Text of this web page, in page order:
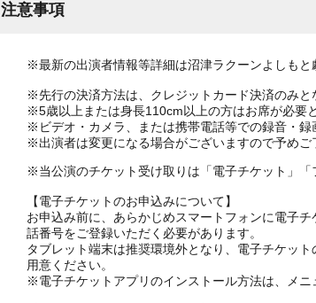
注意事項
※最新の出演者情報等詳細は沼津ラクーンよしもと
※先行の決済方法は、クレジットカード決済のみと
※5歳以上または身長110cm以上の方はお席が必要
※ビデオ・カメラ、または携帯電話等での録音・録
※出演者は変更になる場合がございますので予めご
※当公演のチケット受け取りは「電子チケット」「
【電子チケットのお申込みについて】
お申込み前に、あらかじめスマートフォンに電子
話番号をご登録いただく必要があります。
タブレット端末は推奨環境外となり、電子チケッ
用意ください。
※電子チケットアプリのインストール方法は、メニ